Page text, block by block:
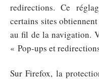
redirections. Ce
certains sites
au fil de la navigation.
« Pop-ups et
Sur Firefox, la